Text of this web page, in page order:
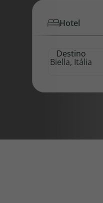
Pacotes de
Disneyland
Hotel
Destino